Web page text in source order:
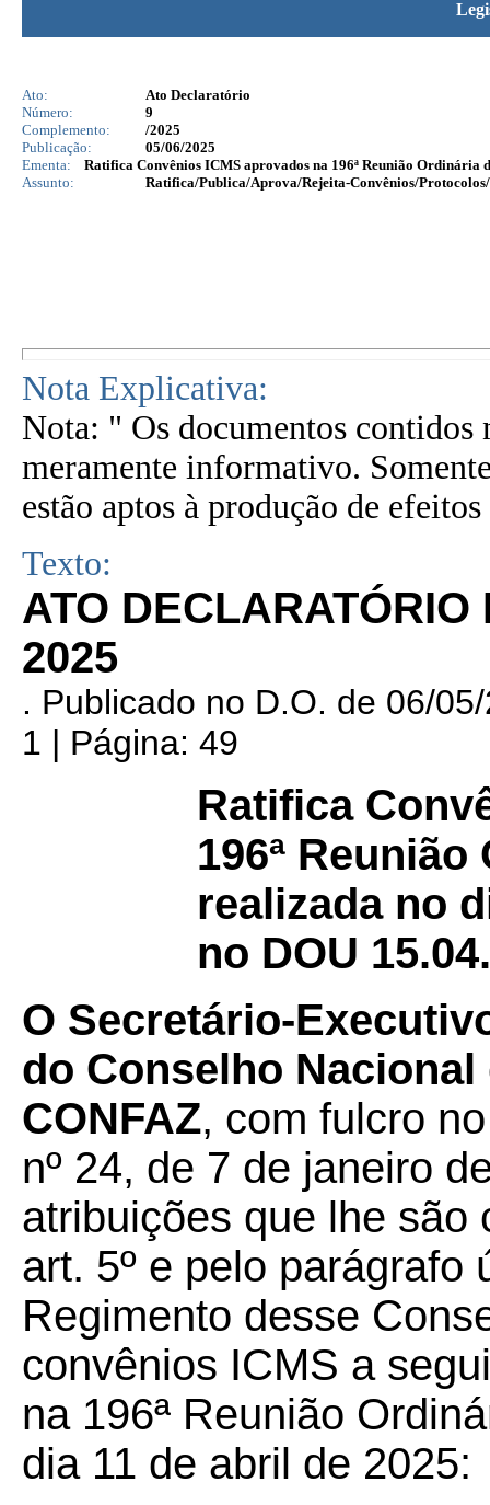
Ato:
Ato Declaratório
Número:
9
Complemento:
/2025
Publicação:
05/06/2025
Ementa:
Ratifica Convênios ICMS aprovados na 196ª Reunião Ordinária
Assunto:
Ratifica/Publica/Aprova/Rejeita-Convênios/
Nota Explicativa:
Nota: " Os documentos contidos
meramente informativo.
estão aptos à produção de
Texto:
ATO DECLARATÓRIO
2025
. Publicado no D.O. de 06/
1 | Página: 49
Ratifica
196ª
realizada no
no DOU
O Secretário-
do Conselho
CONFAZ, com fulcro
nº 24, de 7 de janeiro
atribuições que lhe são
art. 5º e pelo parágrafo
Regimento desse
convênios ICMS a
na 196ª Reunião
dia 11 de abril de 2025: